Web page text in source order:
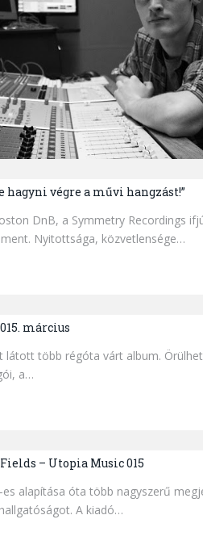
hagyni végre a művi hangzást!”
DnB, a Symmetry Recordings
Nyitottsága, közvetlensége…
március
látott több régóta várt album.
a…
– Utopia Music 015
alapítása óta több nagyszerű
A kiadó…